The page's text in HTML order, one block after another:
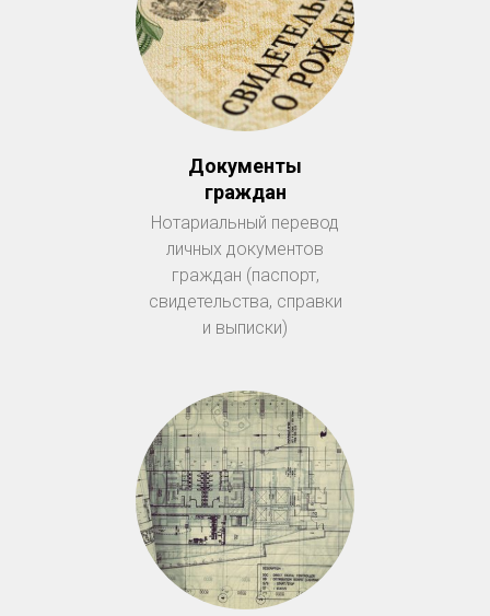
Документы
граждан
Нотариальный перевод
личных документов
граждан (паспорт,
свидетельства, справки
и выписки)